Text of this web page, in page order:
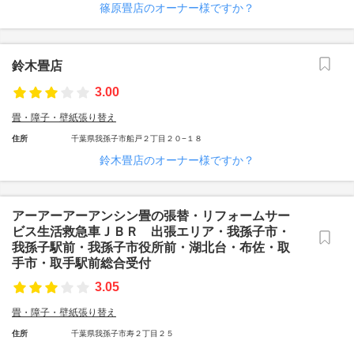
篠原畳店のオーナー様ですか？
鈴木畳店
3.00
畳・障子・壁紙張り替え
住所 千葉県我孫子市船戸２丁目２０−１８
鈴木畳店のオーナー様ですか？
アーアーアーアンシン畳の張替・リフォームサー
ビス生活救急車ＪＢＲ 出張エリア・我孫子市・
我孫子駅前・我孫子市役所前・湖北台・布佐・取
手市・取手駅前総合受付
3.05
畳・障子・壁紙張り替え
住所 千葉県我孫子市寿２丁目２５